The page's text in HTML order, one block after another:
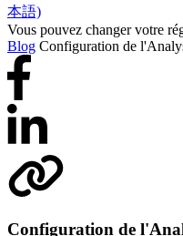
本語)
Vous pouvez changer votre
Blog Configuration de
Configuration de